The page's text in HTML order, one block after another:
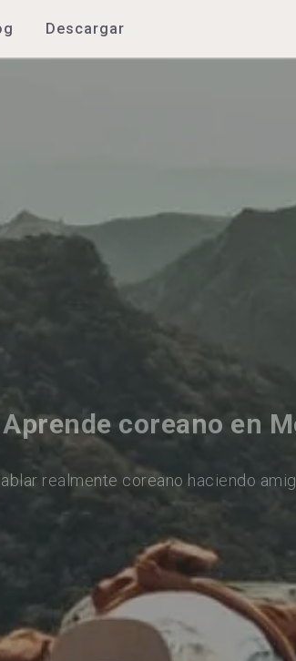
Descargar
Aprende coreano en
realmente coreano haciendo